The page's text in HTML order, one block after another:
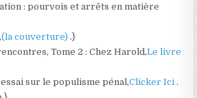
: pourvois et arrêts en matière
(la couverture) .}
Tome 2 : Chez Harold,Le livre
sur le populisme pénal,Clicker Ici .